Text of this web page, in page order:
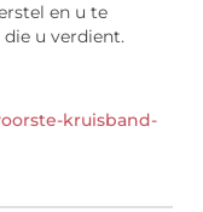
en u te
u verdient.
kruisband-